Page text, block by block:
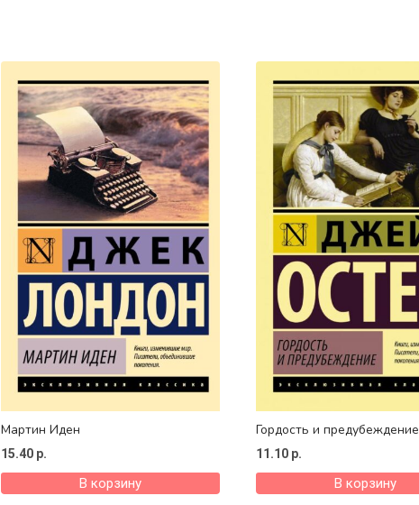
Мартин Иден
15.40 р.
В корзину
Гордость и предубеждение
11.10 р.
В корзину